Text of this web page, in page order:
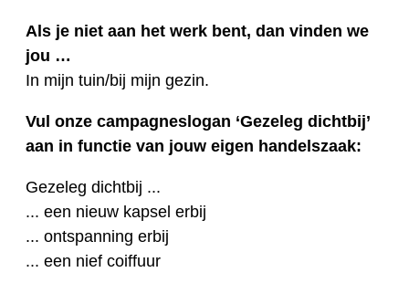
Als je niet aan het werk bent, dan vinden we
jou …
In mijn tuin/bij mijn gezin.
Vul onze campagneslogan ‘Gezeleg dichtbij’
aan in functie van jouw eigen handelszaak:
Gezeleg dichtbij ...
... een nieuw kapsel erbij
... ontspanning erbij
... een nief coiffuur